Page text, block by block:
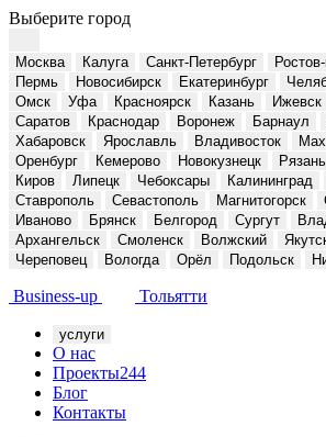
Выберите город
Москва Калуга Санкт-Петербург
Пермь
Новосибирск Екатеринбург
Омск
Уфа Красноярск Казань Ижевск
Саратов
Краснодар Воронеж Барнаул
Хабаровск
Ярославль Владивосток
Оренбург
Кемерово Новокузнецк Рязань
Киров
Липецк Чебоксары Калининград
Ставрополь
Севастополь Магнитогорск
Иваново
Брянск Белгород Сургут
Архангельск
Смоленск Волжский
Череповец
Вологда Орёл Подольск
Business-up Тольятти
услуги
О нас
Проекты244
Блог
Контакты